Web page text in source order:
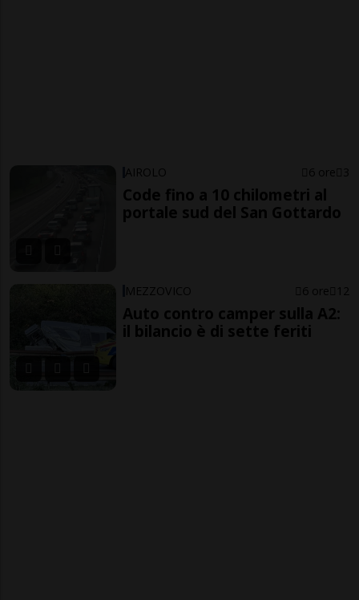
AIROLO 6 ore 3
Code fino a 10 chilometri al
portale sud del San Gottardo
MEZZOVICO 6 ore 12
Auto contro camper sulla A2:
il bilancio è di sette feriti